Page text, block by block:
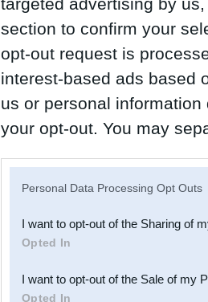
section to confirm your
opt-out request is
interest-based ads based
us or personal
your opt-out. You may
Downstream Participants
third parties.
Personal Data Processing Opt Outs
I want to opt-out of the Sharing of
Opted In
I want to opt-out of the Sale of my
Opted In